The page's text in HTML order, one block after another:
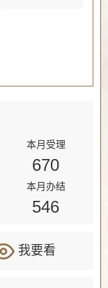
本月受理
670
本月办结
546
我要看